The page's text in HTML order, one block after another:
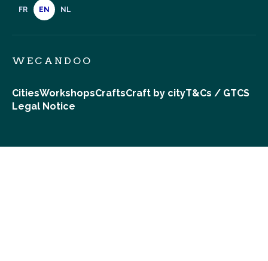
FR EN NL
WECANDOO
CitiesWorkshopsCraftsCraft by cityT&Cs / GTCS
Legal Notice